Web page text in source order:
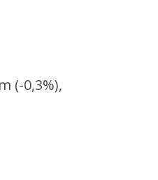
(-0,3%),